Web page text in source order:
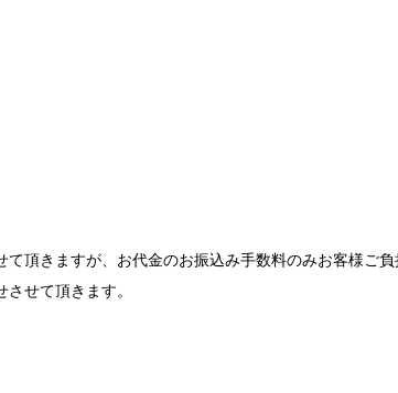
頂きますが、お代金のお振込み手数料のみお客様ご負
せて頂きます。